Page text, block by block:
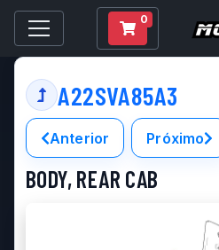
0
A22SVA85A3
Anterior Próximo
BODY, REAR CAB